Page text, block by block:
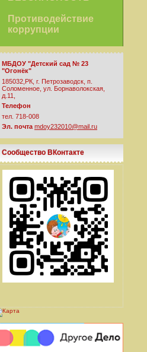
Противодействие
коррупции
МБДОУ "Детский сад № 23
"Огонёк"
185032,РК, г. Петрозаводск, п.
Соломенное, ул. Борнаволокская,
д.11,
Телефон
тел. 718-008
Эл. почта mdoy232010@mail.ru
Сообщество ВКонтакте